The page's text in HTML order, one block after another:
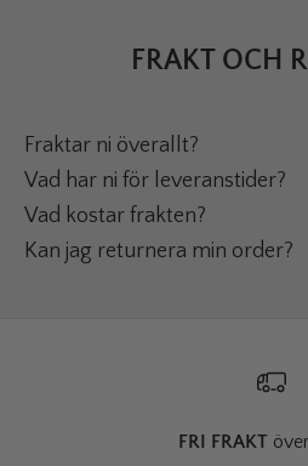
FRAKT OCH
Fraktar ni överallt?
Vad har ni för leveranstider?
Vad kostar frakten?
Kan jag returnera min order?
FRI FRAKT